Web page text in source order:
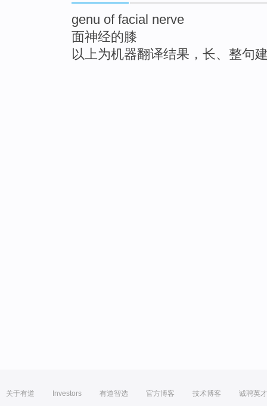
genu of facial nerve
面神经的膝
以上为机器翻译结果，长、整句
关于有道 Investors 有道智选 官方博客 技术博客 诚聘英才